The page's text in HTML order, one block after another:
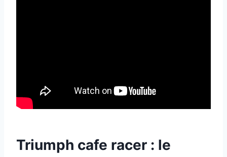
Triumph cafe racer : le